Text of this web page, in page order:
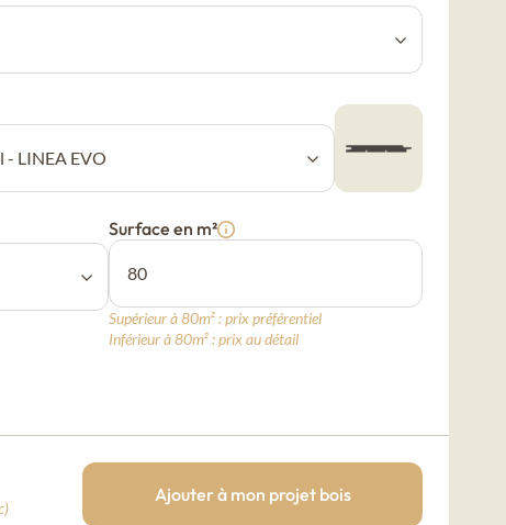
Surface en m²
Supérieur à 80m² : prix préférentiel
Inférieur à 80m² : prix au détail
Ajouter à mon projet bois